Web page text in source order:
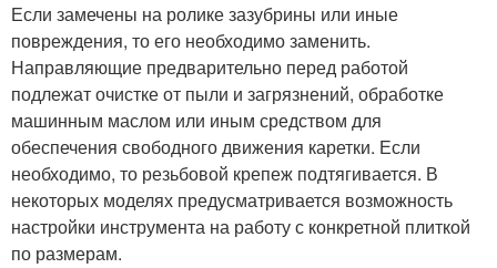
Если замечены на ролике зазубрины или иные
повреждения, то его необходимо заменить.
Направляющие предварительно перед работой
подлежат очистке от пыли и загрязнений, обработке
машинным маслом или иным средством для
обеспечения свободного движения каретки. Если
необходимо, то резьбовой крепеж подтягивается. В
некоторых моделях предусматривается возможность
настройки инструмента на работу с конкретной плиткой
по размерам.